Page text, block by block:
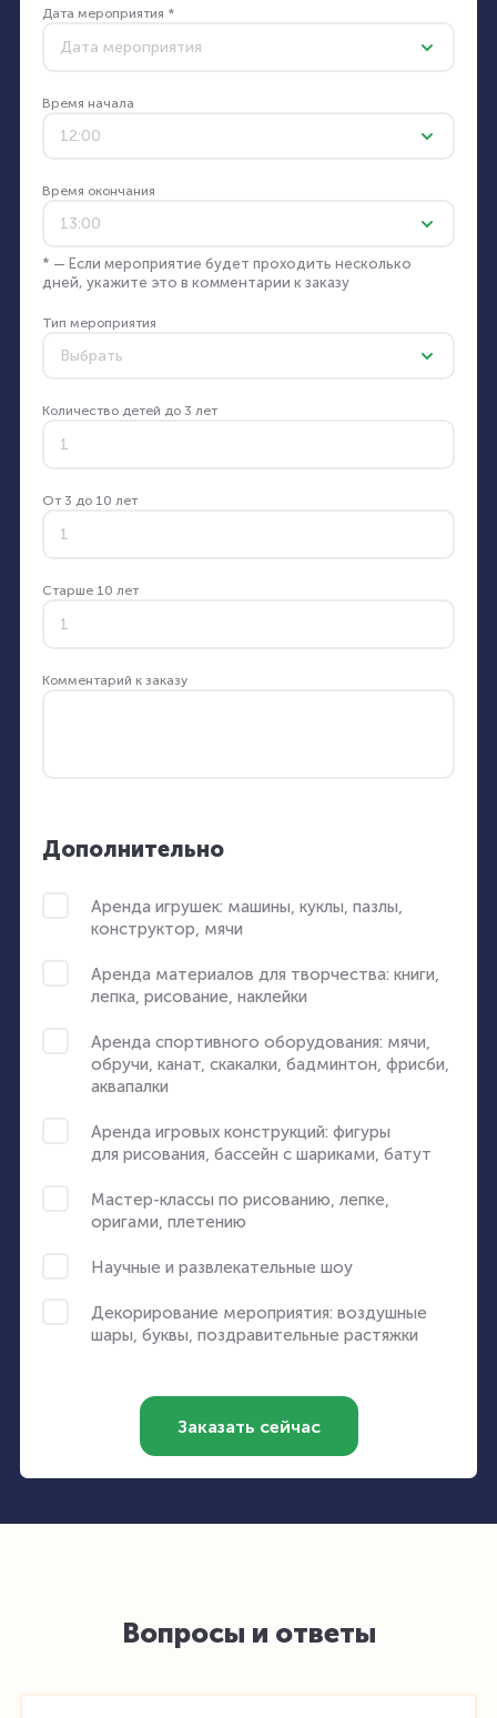
Дата мероприятия *
Время начала
12:00
Время окончания
13:00
* — Если мероприятие будет проходить несколько
дней, укажите это в комментарии к заказу
Тип мероприятия
Выбрать
Количество детей до 3 лет
От 3 до 10 лет
Старше 10 лет
Комментарий к заказу
Дополнительно
Аренда игрушек: машины, куклы, пазлы,
конструктор, мячи
Аренда материалов для творчества: книги,
лепка, рисование, наклейки
Аренда спортивного оборудования: мячи,
обручи, канат, скакалки, бадминтон, фрисби,
аквапалки
Аренда игровых конструкций: фигуры
для рисования, бассейн с шариками, батут
Мастер-классы по рисованию, лепке,
оригами, плетению
Научные и развлекательные шоу
Декорирование мероприятия: воздушные
шары, буквы, поздравительные растяжки
Заказать сейчас
Вопросы и ответы